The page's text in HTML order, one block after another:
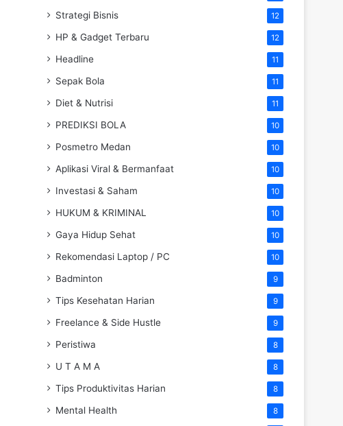
Strategi Bisnis 12
HP & Gadget Terbaru 12
Headline 11
Sepak Bola 11
Diet & Nutrisi 11
PREDIKSI BOLA 10
Posmetro Medan 10
Aplikasi Viral & Bermanfaat 10
Investasi & Saham 10
HUKUM & KRIMINAL 10
Gaya Hidup Sehat 10
Rekomendasi Laptop / PC 10
Badminton 9
Tips Kesehatan Harian 9
Freelance & Side Hustle 9
Peristiwa 8
U T A M A 8
Tips Produktivitas Harian 8
Mental Health 8